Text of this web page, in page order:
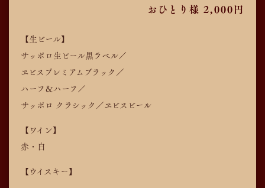
おひとり様 2,000円
【生ビール】
サッポロ生ビール黒ラベル／
ヱビスプレミアムブラック／
ハーフ＆ハーフ／
サッポロ クラシック／ヱビスビール
【ワイン】
赤・白
【ウイスキー】